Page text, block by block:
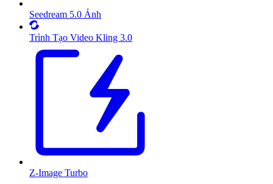
Seedream 5.0 Ảnh
Trình Tạo Video Kling 3.0
Z-Image Turbo